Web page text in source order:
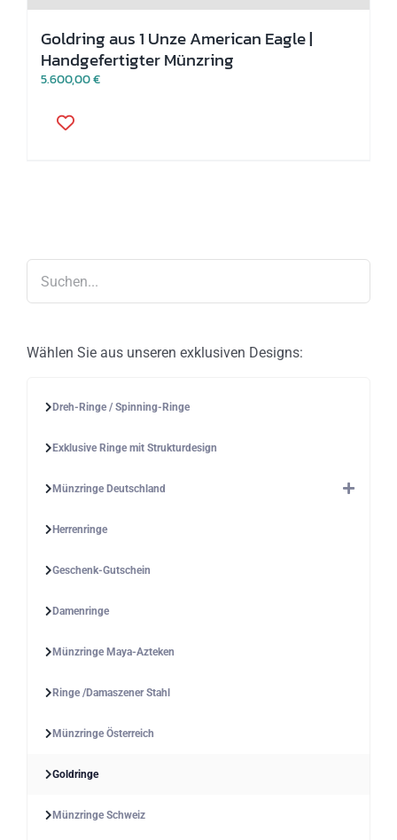
Goldring aus 1 Unze American Eagle |
Handgefertigter Münzring
5.600,00€
Produkt
Produktseite
gewählt
Wählen Sie aus unseren exklusiven Designs:
Dreh-Ringe / Spinning-Ringe
Exklusive Ringe mit Strukturdesign
Münzringe Deutschland
Herrenringe
Geschenk-Gutschein
Damenringe
Münzringe Maya-Azteken
Ringe /Damaszener Stahl
Münzringe Österreich
Goldringe
Münzringe Schweiz